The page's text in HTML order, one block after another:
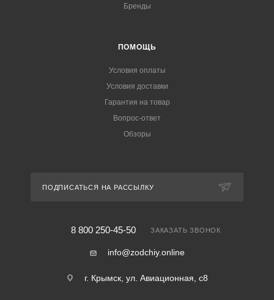
Бренды
ПОМОЩЬ
Условия оплаты
Условия доставки
Гарантия на товар
Вопрос-ответ
Обзоры
ПОДПИСАТЬСЯ НА РАССЫЛКУ
8 800 250-45-50 ЗАКАЗАТЬ ЗВОНОК
info@zodchiy.online
г. Крымск, ул. Авиационная, с8